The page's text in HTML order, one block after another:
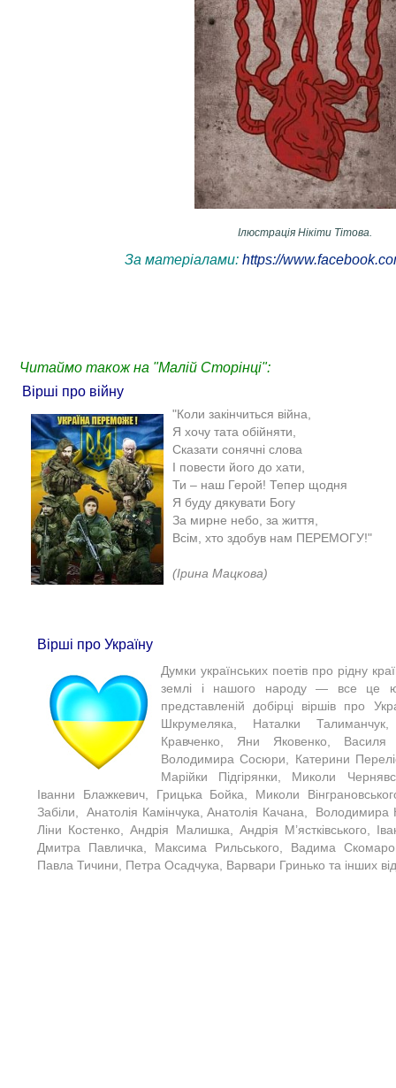
Ілюстрація Нікіти Тітова.
За матеріалами: https://
Читаймо також на "Малій Сторінці":
Вірші про війну
"Коли закінчиться війна,
Я хочу тата обійняти,
Сказати сонячні слова
І повести його до хати,
Ти – наш Герой! Тепер щодня
Я буду дякувати Богу
За мирне небо, за життя,
Всім, хто здобув нам ПЕРЕМОГУ!"
(Ірина Мацкова)​
Вірші про Україну
Думки українських поетів про рідну
землі і нашого народу — все це
представленій добірці віршів про
Шкрумеляка, Наталки
Кравченко, Яни Яковенко,
Володимира Сосюри, Катерини
Марійки Підгірянки, Миколи
Іванни Блажкевич, Грицька Бойка, Миколи
Забіли, Анатолія Камінчука, Анатолія Качана,
Ліни Костенко, Андрія Малишка, Андрія М’ястківського,
Дмитра Павличка, Максима Рильського, Вадима
Павла Тичини, Петра Осадчука, Варвари Гринько та інших